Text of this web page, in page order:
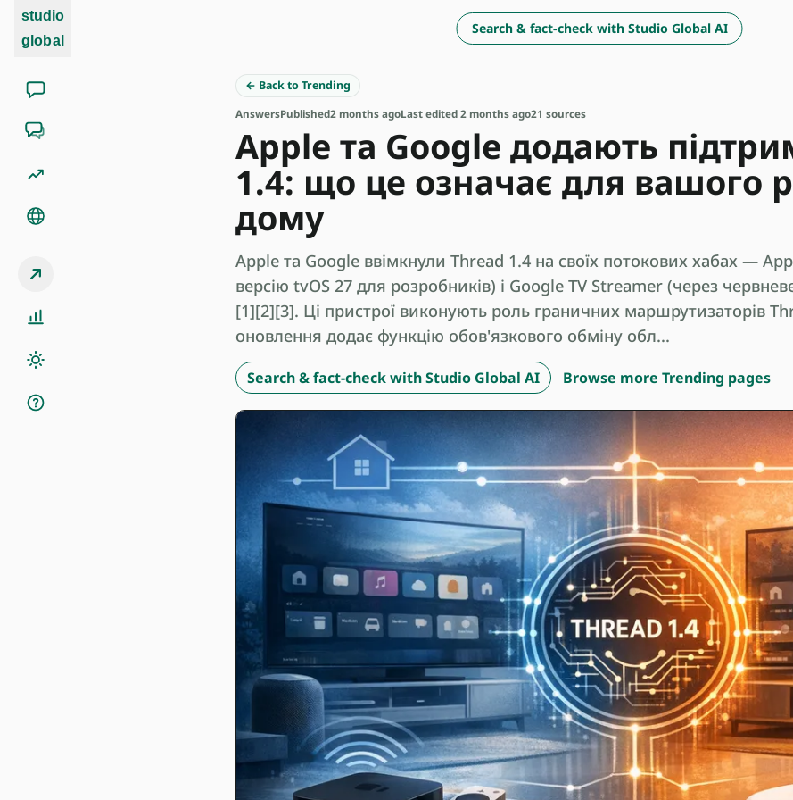
studio
global
Search & fact-check with Studio Global AI
← Back to Trending
AnswersPublished2 months agoLast edited 2 months ago21 sources
Apple та Google додають
1.4: що це означає для вашого
дому
Apple та Google ввімкнули Thread 1.4 на своїх потокових хабах —
версію tvOS 27 для розробників) і Google TV Streamer (через
[1][2][3]. Ці пристрої виконують роль граничних маршрутизаторів
оновлення додає функцію обов'язкового обміну обл...
Search & fact-check with Studio Global AI Browse more Trending pages